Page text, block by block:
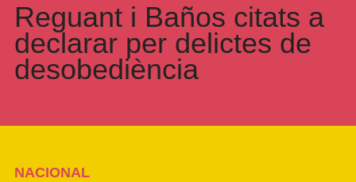
Reguant i Baños citats a
declarar per delictes de
desobediència
NACIONAL